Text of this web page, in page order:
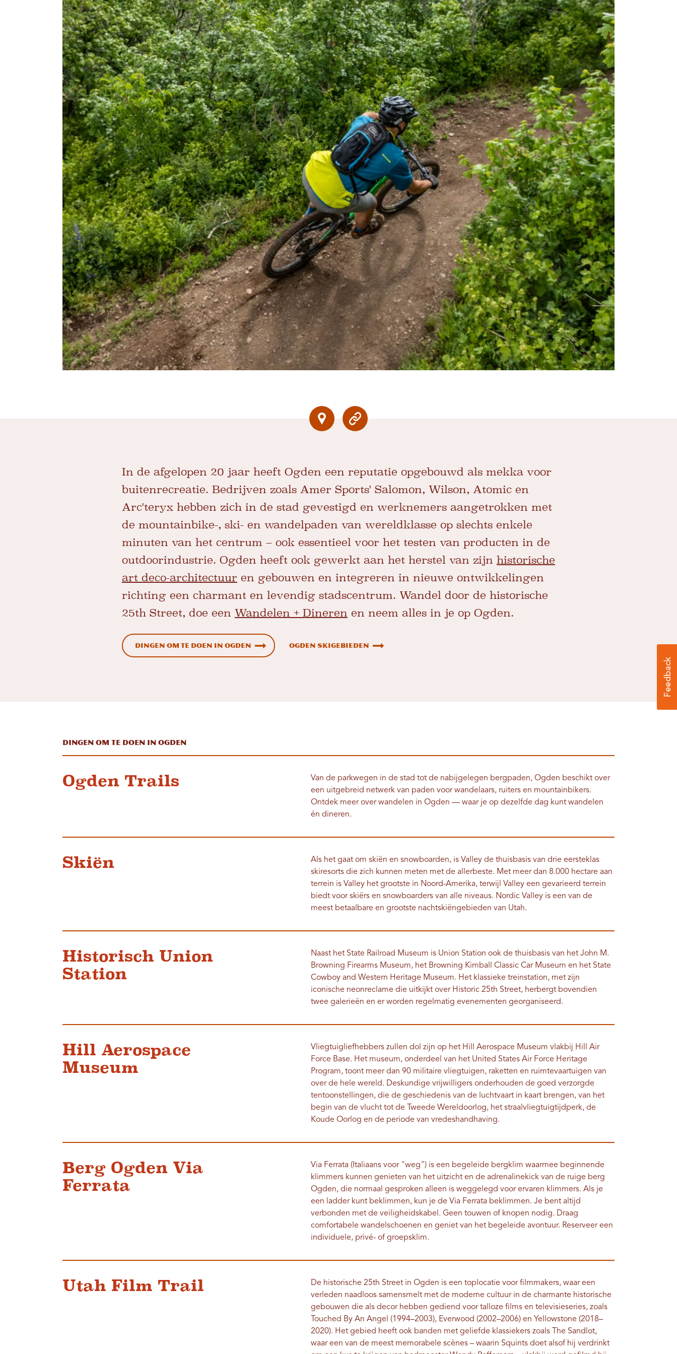
In de afgelopen 20 jaar heeft Ogden een reputatie opgebouwd als mekka voor
buitenrecreatie. Bedrijven zoals Amer Sports' Salomon, Wilson, Atomic en
Arc'teryx hebben zich in de stad gevestigd en werknemers aangetrokken met
de mountainbike-, ski- en wandelpaden van wereldklasse op slechts enkele
minuten van het centrum – ook essentieel voor het testen van producten in de
outdoorindustrie. Ogden heeft ook gewerkt aan het herstel van zijn historische
art deco-architectuur en gebouwen en integreren in nieuwe ontwikkelingen
richting een charmant en levendig stadscentrum. Wandel door de historische
25th Street, doe een Wandelen + Dineren en neem alles in je op Ogden.
Dingen om te doen in Ogden Ogden Skigebieden
Dingen om te doen in Ogden
Ogden Trails
Van de parkwegen in de stad tot de nabijgelegen bergpaden, Ogden beschikt over
een uitgebreid netwerk van paden voor wandelaars, ruiters en mountainbikers.
Ontdek meer over wandelen in Ogden — waar je op dezelfde dag kunt wandelen
én dineren.
Skiën
Als het gaat om skiën en snowboarden, is Valley de thuisbasis van drie eersteklas
skiresorts die zich kunnen meten met de allerbeste. Met meer dan 8.000 hectare aan
terrein is Valley het grootste in Noord-Amerika, terwijl Valley een gevarieerd terrein
biedt voor skiërs en snowboarders van alle niveaus. Nordic Valley is een van de
meest betaalbare en grootste nachtskiëngebieden van Utah.
Historisch Union
Station
Naast het State Railroad Museum is Union Station ook de thuisbasis van het John M.
Browning Firearms Museum, het Browning Kimball Classic Car Museum en het State
Cowboy and Western Heritage Museum. Het klassieke treinstation, met zijn
iconische neonreclame die uitkijkt over Historic 25th Street, herbergt bovendien
twee galerieën en er worden regelmatig evenementen georganiseerd.
Hill Aerospace
Museum
Vliegtuigliefhebbers zullen dol zijn op het Hill Aerospace Museum vlakbij Hill Air
Force Base. Het museum, onderdeel van het United States Air Force Heritage
Program, toont meer dan 90 militaire vliegtuigen, raketten en ruimtevaartuigen van
over de hele wereld. Deskundige vrijwilligers onderhouden de goed verzorgde
tentoonstellingen, die de geschiedenis van de luchtvaart in kaart brengen, van het
begin van de vlucht tot de Tweede Wereldoorlog, het straalvliegtuigtijdperk, de
Koude Oorlog en de periode van vredeshandhaving.
Berg Ogden Via
Ferrata
Via Ferrata (Italiaans voor "weg") is een begeleide bergklim waarmee beginnende
klimmers kunnen genieten van het uitzicht en de adrenalinekick van de ruige berg
Ogden, die normaal gesproken alleen is weggelegd voor ervaren klimmers. Als je
een ladder kunt beklimmen, kun je de Via Ferrata beklimmen. Je bent altijd
verbonden met de veiligheidskabel. Geen touwen of knopen nodig. Draag
comfortabele wandelschoenen en geniet van het begeleide avontuur. Reserveer een
individuele, privé- of groepsklim.
Utah Film Trail
De historische 25th Street in Ogden is een toplocatie voor filmmakers, waar een
verleden naadloos samensmelt met de moderne cultuur in de charmante historische
gebouwen die als decor hebben gediend voor talloze films en televisieseries, zoals
Touched By An Angel (1994–2003), Everwood (2002–2006) en Yellowstone (2018–
2020). Het gebied heeft ook banden met geliefde klassiekers zoals The Sandlot,
waar een van de meest memorabele scènes – waarin Squints doet alsof hij verdrinkt